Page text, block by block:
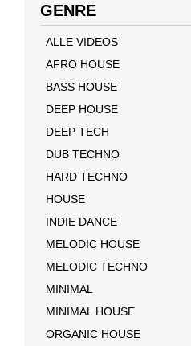
GENRE
ALLE VIDEOS
AFRO HOUSE
BASS HOUSE
DEEP HOUSE
DEEP TECH
DUB TECHNO
HARD TECHNO
HOUSE
INDIE DANCE
MELODIC HOUSE
MELODIC TECHNO
MINIMAL
MINIMAL HOUSE
ORGANIC HOUSE